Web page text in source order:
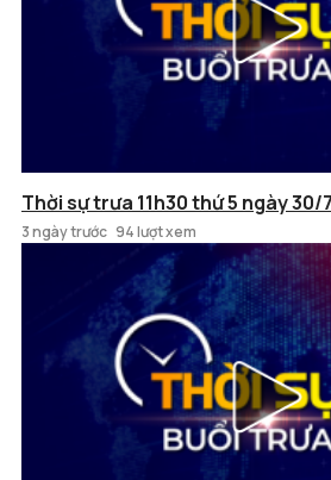
Thời sự trưa 11h30 thứ 5 ngày
3 ngày trước 94 lượt xem